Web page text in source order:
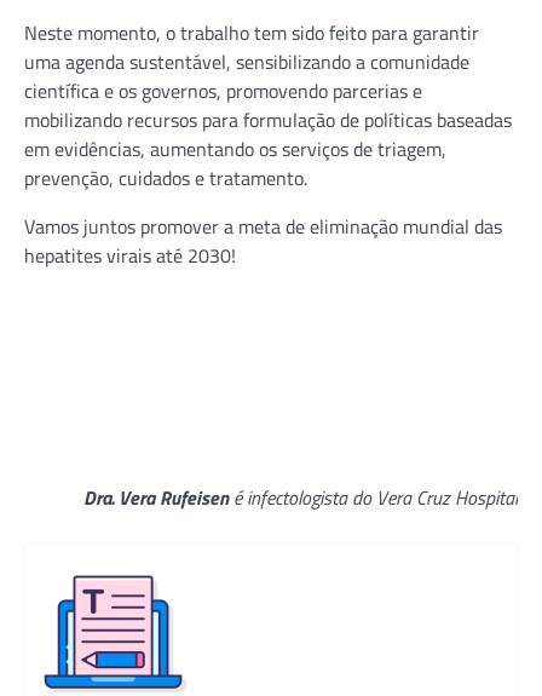
Neste momento, o trabalho tem sido feito para garantir
uma agenda sustentável, sensibilizando a comunidade
científica e os governos, promovendo parcerias e
mobilizando recursos para formulação de políticas baseadas
em evidências, aumentando os serviços de triagem,
prevenção, cuidados e tratamento.
Vamos juntos promover a meta de eliminação mundial das
hepatites virais até 2030!
Dra. Vera Rufeisené infectologista do Vera Cruz Hospital